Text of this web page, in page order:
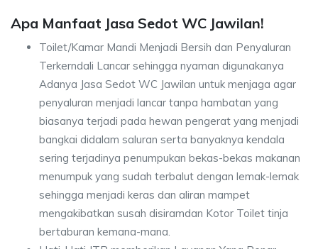
Apa Manfaat Jasa Sedot WC Jawilan!
Toilet/Kamar Mandi Menjadi Bersih dan Penyaluran
Terkerndali Lancar sehingga nyaman digunakanya
Adanya Jasa Sedot WC Jawilan untuk menjaga agar
penyaluran menjadi lancar tanpa hambatan yang
biasanya terjadi pada hewan pengerat yang menjadi
bangkai didalam saluran serta banyaknya kendala
sering terjadinya penumpukan bekas-bekas makanan
menumpuk yang sudah terbalut dengan lemak-lemak
sehingga menjadi keras dan aliran mampet
mengakibatkan susah disiramdan Kotor Toilet tinja
bertaburan kemana-mana.